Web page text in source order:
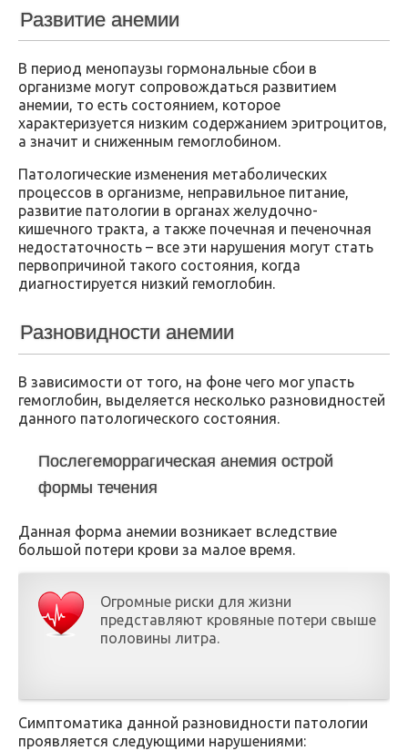
Развитие анемии
В период менопаузы гормональные сбои в
организме могут сопровождаться развитием
анемии, то есть состоянием, которое
характеризуется низким содержанием эритроцитов,
а значит и сниженным гемоглобином.
Патологические изменения метаболических
процессов в организме, неправильное питание,
развитие патологии в органах желудочно-
кишечного тракта, а также почечная и печеночная
недостаточность – все эти нарушения могут стать
первопричиной такого состояния, когда
диагностируется низкий гемоглобин.
Разновидности анемии
В зависимости от того, на фоне чего мог упасть
гемоглобин, выделяется несколько разновидностей
данного патологического состояния.
Послегеморрагическая анемия острой
формы течения
Данная форма анемии возникает вследствие
большой потери крови за малое время.
Огромные риски для жизни
представляют кровяные потери свыше
половины литра.
Симптоматика данной разновидности патологии
проявляется следующими нарушениями: